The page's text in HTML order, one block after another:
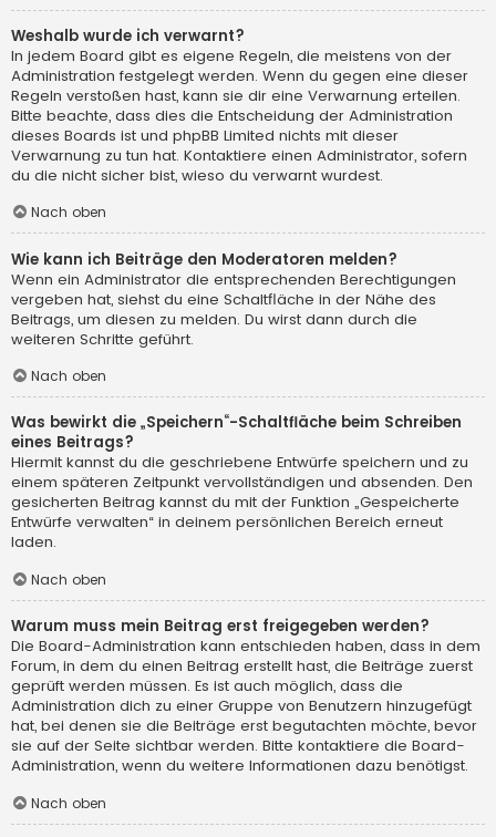
Weshalb wurde ich verwarnt?
In jedem Board gibt es eigene Regeln, die meistens von der
Administration festgelegt werden. Wenn du gegen eine dieser
Regeln verstoßen hast, kann sie dir eine Verwarnung erteilen.
Bitte beachte, dass dies die Entscheidung der Administration
dieses Boards ist und phpBB Limited nichts mit dieser
Verwarnung zu tun hat. Kontaktiere einen Administrator, sofern
du die nicht sicher bist, wieso du verwarnt wurdest.
Nach oben
Wie kann ich Beiträge den Moderatoren melden?
Wenn ein Administrator die entsprechenden Berechtigungen
vergeben hat, siehst du eine Schaltfläche in der Nähe des
Beitrags, um diesen zu melden. Du wirst dann durch die
weiteren Schritte geführt.
Nach oben
Was bewirkt die „Speichern“-Schaltfläche beim Schreiben
eines Beitrags?
Hiermit kannst du die geschriebene Entwürfe speichern und zu
einem späteren Zeitpunkt vervollständigen und absenden. Den
gesicherten Beitrag kannst du mit der Funktion „Gespeicherte
Entwürfe verwalten“ in deinem persönlichen Bereich erneut
laden.
Nach oben
Warum muss mein Beitrag erst freigegeben werden?
Die Board-Administration kann entschieden haben, dass in dem
Forum, in dem du einen Beitrag erstellt hast, die Beiträge zuerst
geprüft werden müssen. Es ist auch möglich, dass die
Administration dich zu einer Gruppe von Benutzern hinzugefügt
hat, bei denen sie die Beiträge erst begutachten möchte, bevor
sie auf der Seite sichtbar werden. Bitte kontaktiere die Board-
Administration, wenn du weitere Informationen dazu benötigst.
Nach oben